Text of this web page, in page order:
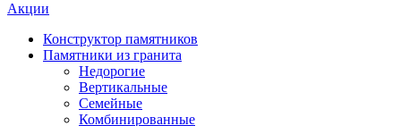
Акции
Конструктор памятников
Памятники из гранита
Недорогие
Вертикальные
Семейные
Комбинированные